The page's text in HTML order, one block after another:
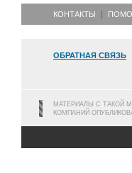
КОНТАКТЫ
ОБРАТНАЯ СВЯЗЬ
МАТЕРИАЛЫ С ТАКОЙ
КОМПАНИЙ